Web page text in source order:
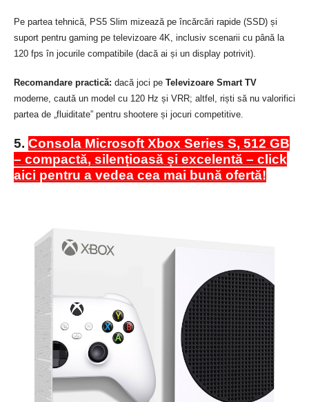
Pe partea tehnică, PS5 Slim mizează pe încărcări rapide (SSD) și
suport pentru gaming pe televizoare 4K, inclusiv scenarii cu până la
120 fps în jocurile compatibile (dacă ai și un display potrivit).
Recomandare practică: dacă joci pe Televizoare Smart TV
moderne, caută un model cu 120 Hz și VRR; altfel, riști să nu valorifici
partea de „fluiditate” pentru shootere și jocuri competitive.
5. Consola Microsoft Xbox Series S, 512 GB
– compactă, silențioasă și excelentă – click
aici pentru a vedea cea mai bună ofertă!